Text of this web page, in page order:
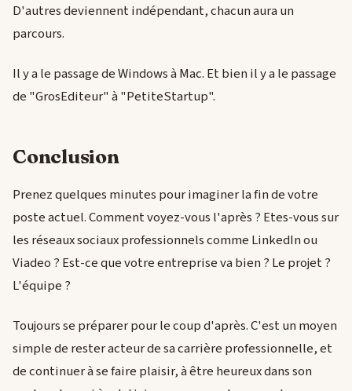
D'autres deviennent indépendant, chacun aura un
parcours.
Il y a le passage de Windows à Mac. Et bien il y a le passage
de "GrosEditeur" à "PetiteStartup".
Conclusion
Prenez quelques minutes pour imaginer la fin de votre
poste actuel. Comment voyez-vous l'après ? Etes-vous sur
les réseaux sociaux professionnels comme LinkedIn ou
Viadeo ? Est-ce que votre entreprise va bien ? Le projet ?
L'équipe ?
Toujours se préparer pour le coup d'après. C'est un moyen
simple de rester acteur de sa carrière professionnelle, et
de continuer à se faire plaisir, à être heureux dans son